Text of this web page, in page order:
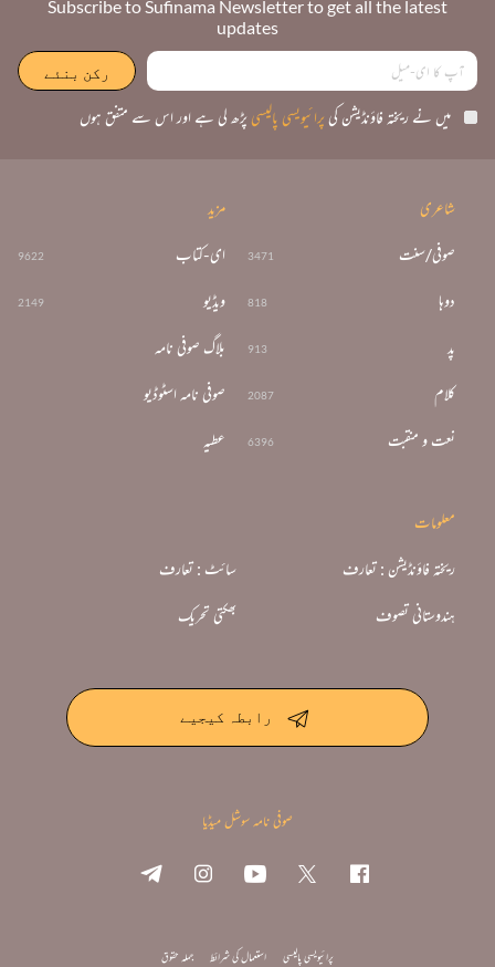
Subscribe to Sufinama Newsletter to get all the latest
updates
میں نے ریختہ فاؤنڈیشن کی پرائیویسی پالیسی پڑھ لی ہے اور اس سے متفق ہوں
شاعری
صوفی/سنت 3471
دوہا 818
پد 913
کلام 2087
نعت و منقبت 6396
مزید
ای-کتاب 9622
ویڈیو 2149
بلاگ صوفی نامہ
صوفی نامہ اسٹوڈیو
عطیہ
معلومات
سائٹ : تعارف ریختہ فاؤنڈیشن : تعارف
بھکتی تحریک ہندوستانی تصوف
رابطہ کیجیے
صوفی نامہ سوشل میڈیا
پرائیویسی پالیسی استعمال کی شرائط جملہ حقوق